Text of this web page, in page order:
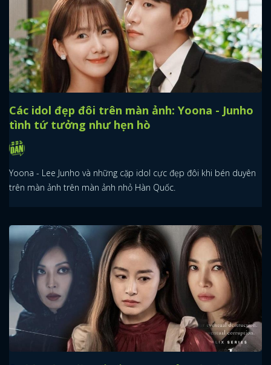
Các idol đẹp đôi trên màn ảnh: Yoona - Junho
tình tứ tưởng như hẹn hò
Yoona - Lee Junho và những cặp idol cực đẹp đôi khi bén duyên
trên màn ảnh trên màn ảnh nhỏ Hàn Quốc.